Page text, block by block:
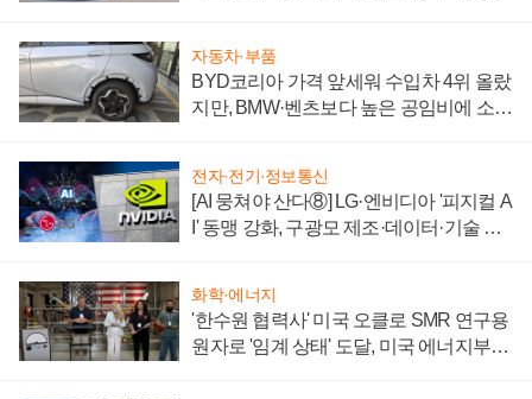
자동차·부품
BYD코리아 가격 앞세워 수입차 4위 올랐
지만, BMW·벤츠보다 높은 공임비에 소비
전자·전기·정보통신
[AI 뭉쳐야 산다⑧] LG·엔비디아 '피지컬 A
I' 동맹 강화, 구광모 제조·데이터·기술 결
화학·에너지
'한수원 협력사' 미국 오클로 SMR 연구용
원자로 '임계 상태' 도달, 미국 에너지부